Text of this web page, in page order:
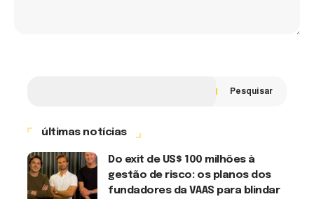
Pesquisar
últimas notícias
Do exit de US$ 100 milhões à
gestão de risco: os planos dos
fundadores da VAAS para blindar